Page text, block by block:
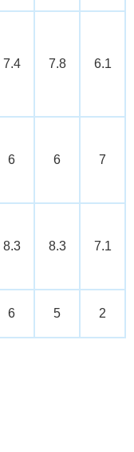
7.4 7.8 6.1
6 6 7
8.3 8.3 7.1
6 5 2